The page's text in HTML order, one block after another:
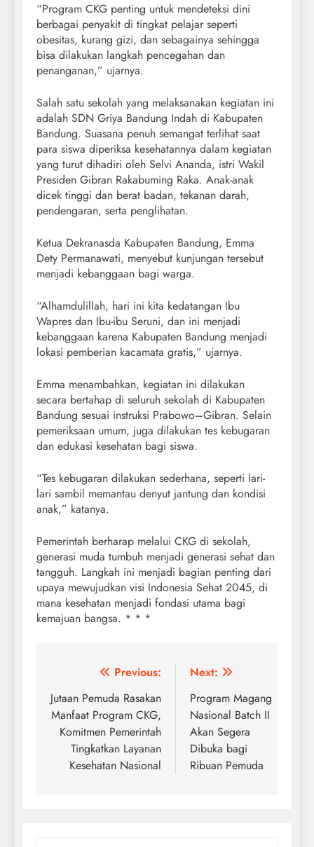
“Program CKG penting untuk mendeteksi dini
berbagai penyakit di tingkat pelajar seperti
obesitas, kurang gizi, dan sebagainya sehingga
bisa dilakukan langkah pencegahan dan
penanganan,” ujarnya.
Salah satu sekolah yang melaksanakan kegiatan ini
adalah SDN Griya Bandung Indah di Kabupaten
Bandung. Suasana penuh semangat terlihat saat
para siswa diperiksa kesehatannya dalam kegiatan
yang turut dihadiri oleh Selvi Ananda, istri Wakil
Presiden Gibran Rakabuming Raka. Anak-anak
dicek tinggi dan berat badan, tekanan darah,
pendengaran, serta penglihatan.
Ketua Dekranasda Kabupaten Bandung, Emma
Dety Permanawati, menyebut kunjungan tersebut
menjadi kebanggaan bagi warga.
“Alhamdulillah, hari ini kita kedatangan Ibu
Wapres dan Ibu-ibu Seruni, dan ini menjadi
kebanggaan karena Kabupaten Bandung menjadi
lokasi pemberian kacamata gratis,” ujarnya.
Emma menambahkan, kegiatan ini dilakukan
secara bertahap di seluruh sekolah di Kabupaten
Bandung sesuai instruksi Prabowo–Gibran. Selain
pemeriksaan umum, juga dilakukan tes kebugaran
dan edukasi kesehatan bagi siswa.
“Tes kebugaran dilakukan sederhana, seperti lari-
lari sambil memantau denyut jantung dan kondisi
anak,” katanya.
Pemerintah berharap melalui CKG di sekolah,
generasi muda tumbuh menjadi generasi sehat dan
tangguh. Langkah ini menjadi bagian penting dari
upaya mewujudkan visi Indonesia Sehat 2045, di
mana kesehatan menjadi fondasi utama bagi
kemajuan bangsa. * * *
navigation
Previous:
Jutaan Pemuda Rasakan
Manfaat Program CKG,
Komitmen Pemerintah
Tingkatkan Layanan
Kesehatan Nasional
Next:
Program Magang
Nasional Batch II
Akan Segera
Dibuka bagi
Ribuan Pemuda